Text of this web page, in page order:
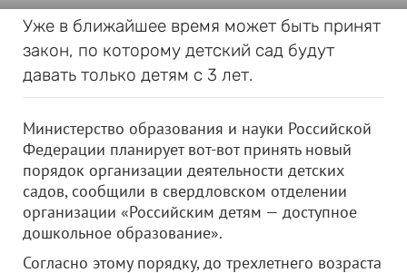
Уже в ближайшее время может быть принят
закон, по которому детский сад будут
давать только детям с 3 лет.
Министерство образования и науки Российской
Федерации планирует вот-вот принять новый
порядок организации деятельности детских
садов, сообщили в свердловском отделении
организации «Российским детям — доступное
дошкольное образование».
Согласно этому порядку, до трехлетнего возраста